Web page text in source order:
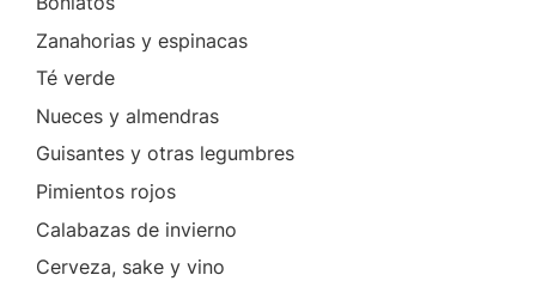
Zanahorias y espinacas
Té verde
Nueces y almendras
Guisantes y otras legumbres
Pimientos rojos
Calabazas de invierno
Cerveza, sake y vino